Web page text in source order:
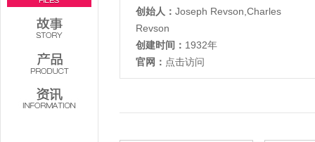
创始人： Joseph Revson,Charles
Revson
创建时间： 1932年
官网： 点击访问